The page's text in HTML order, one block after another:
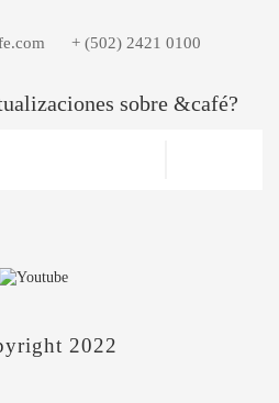
+ (502) 2421 0100
sobre &café?
2022